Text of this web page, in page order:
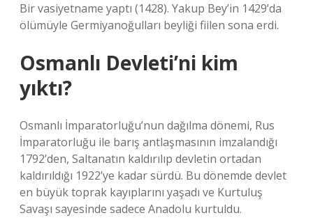
Bir vasiyetname yaptı (1428). Yakup Bey’in 1429’da
ölümüyle Germiyanoğulları beyliği fiilen sona erdi.
Osmanlı Devleti’ni kim
yıktı?
Osmanlı İmparatorluğu’nun dağılma dönemi, Rus
İmparatorluğu ile barış antlaşmasının imzalandığı
1792’den, Saltanatın kaldırılıp devletin ortadan
kaldırıldığı 1922’ye kadar sürdü. Bu dönemde devlet
en büyük toprak kayıplarını yaşadı ve Kurtuluş
Savaşı sayesinde sadece Anadolu kurtuldu.